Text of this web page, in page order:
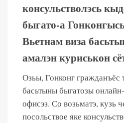
консульстволэсь
быгато-а
Вьетнам виза
амалэн куриськон
Озьы, Гонконг гражданъёс
басьтыны быгатозы
офисэз. Со возьматэ, кузь
посольствое яке